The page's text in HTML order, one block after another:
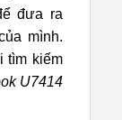
đưa ra
mình.
tìm kiếm
U7414